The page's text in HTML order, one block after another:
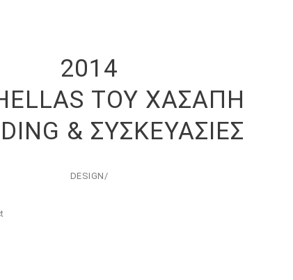
2014
ΤΟΥ ΧΑΣΑΠΗ
& ΣΥΣΚΕΥΑΣΙΕΣ
DESIGN/